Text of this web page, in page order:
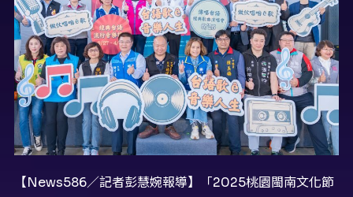
【News586／記者彭慧婉報導】「2025桃園閩南文化節